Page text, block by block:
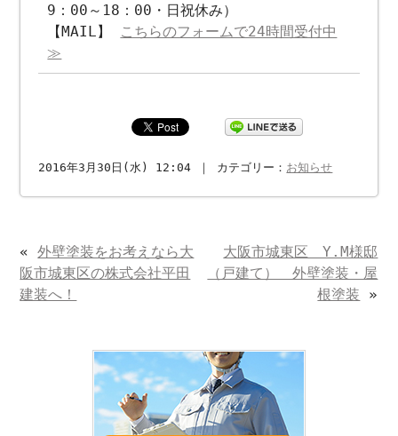
9：00～18：00・日祝休み）
【MAIL】 こちらのフォームで24時間受付中
≫
2016年3月30日(水) 12:04 ｜ カテゴリー： お知らせ
«外壁塗装をお考えなら大
阪市城東区の株式会社平田
建装へ！
大阪市城東区 Y.M様邸
（戸建て） 外壁塗装・屋
根塗装 »